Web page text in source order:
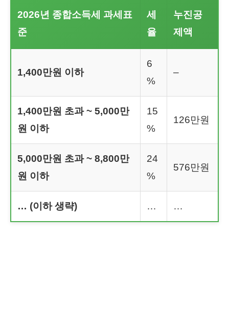
2026년 종합소득세 과세표
준
세
율
누진공
제액
1,400만원 이하
6
%
–
1,400만원 초과 ~ 5,000만
원 이하
15
%
126만원
5,000만원 초과 ~ 8,800만
원 이하
24
%
576만원
… (이하 생략) … …